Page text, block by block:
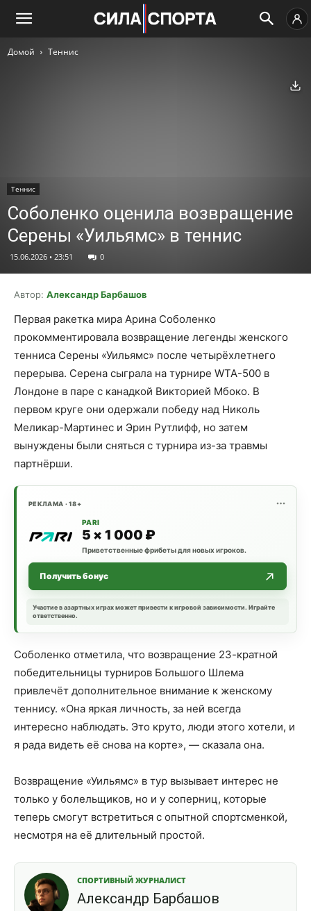
Домой Теннис
Теннис
Соболенко оценила возвращение
Серены «Уильямс» в теннис
15.06.2026 • 23:51 0
Автор: Александр Барбашов
Первая ракетка мира Арина Соболенко
прокомментировала возвращение легенды женского
тенниса Серены «Уильямс» после четырёхлетнего
перерыва. Серена сыграла на турнире WTA-500 в
Лондоне в паре с канадкой Викторией Мбоко. В
первом круге они одержали победу над Николь
Меликар-Мартинес и Эрин Рутлифф, но затем
вынуждены были сняться с турнира из-за травмы
партнёрши.
РЕКЛАМА · 18+
PARI
5 × 1 000 ₽
Приветственные фрибеты для новых игроков.
Получить бонус
Участие в азартных играх может привести к игровой зависимости. Играйте
ответственно.
Соболенко отметила, что возвращение 23-кратной
победительницы турниров Большого Шлема
привлечёт дополнительное внимание к женскому
теннису. «Она яркая личность, за ней всегда
интересно наблюдать. Это круто, люди этого хотели, и
я рада видеть её снова на корте», — сказала она.
Возвращение «Уильямс» в тур вызывает интерес не
только у болельщиков, но и у соперниц, которые
теперь смогут встретиться с опытной спортсменкой,
несмотря на её длительный простой.
СПОРТИВНЫЙ ЖУРНАЛИСТ
Александр Барбашов